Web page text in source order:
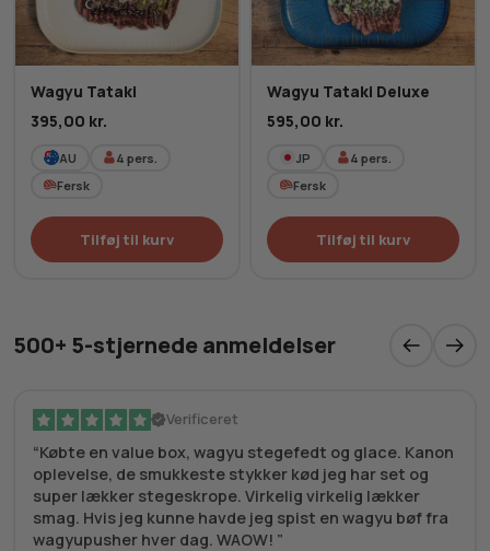
Wagyu Tataki
395,00 kr.
AU 4 pers.
Fersk
Tilføj til kurv
Wagyu Tataki Deluxe
595,00 kr.
JP 4 pers.
Fersk
Tilføj til kurv
500+ 5-stjernede anmeldelser
Verificeret
Købte en value box, wagyu stegefedt og glace. Kanon
oplevelse, de smukkeste stykker kød jeg har set og
super lækker stegeskrope. Virkelig virkelig lækker
smag. Hvis jeg kunne havde jeg spist en wagyu bøf fra
wagyupusher hver dag. WAOW!